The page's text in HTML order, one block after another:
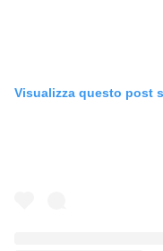
Visualizza questo post